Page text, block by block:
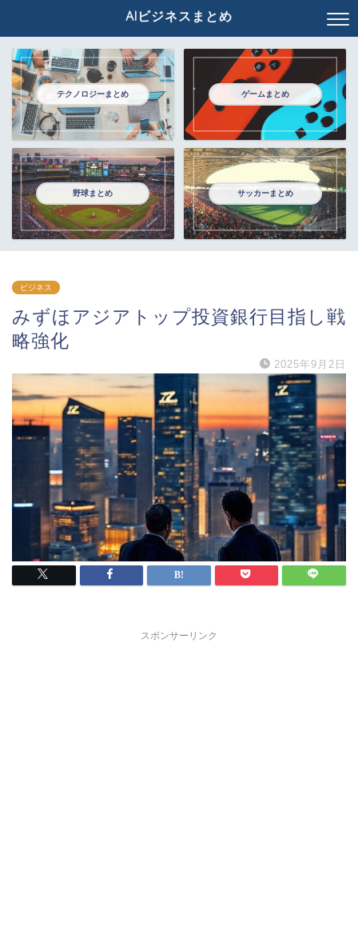
AIビジネスまとめ
テクノロジーまとめ ゲームまとめ
野球まとめ サッカーまとめ
ビジネス
みずほアジアトップ投資銀行目指し戦
略強化
2025年9月2日
スポンサーリンク